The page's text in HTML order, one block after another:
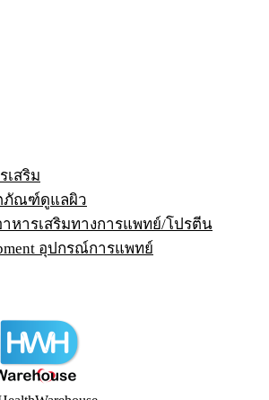
เสริม
ตภัณฑ์ดูแลผิว
าหารเสริมทางการแพทย์/โปรตีน
อุปกรณ์การแพทย์